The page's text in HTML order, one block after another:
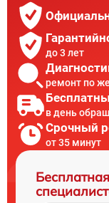
до 3 лет
ремонт по
в день
Срочный
от 35 минут